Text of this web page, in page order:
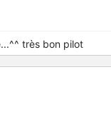
très bon pilot